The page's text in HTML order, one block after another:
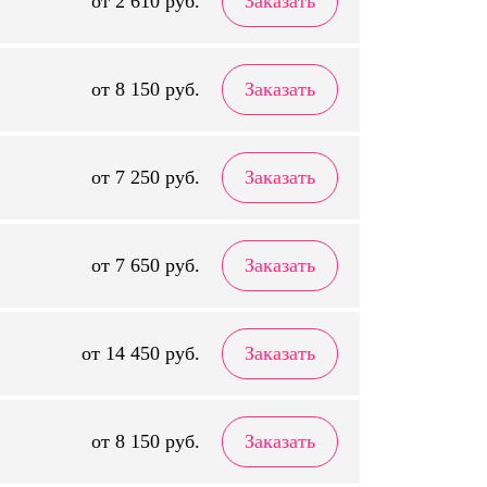
от 8 150 руб. Заказать
от 7 250 руб. Заказать
от 7 650 руб. Заказать
от 14 450 руб. Заказать
от 8 150 руб. Заказать